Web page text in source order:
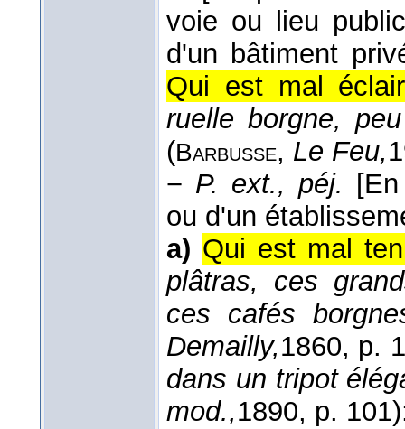
voie ou lieu
d'un bâtiment
Qui est mal
ruelle borgne,
(Barbusse, Le Feu,
− P. ext., péj.
ou d'un
a) Qui est mal
plâtras, ces
ces cafés
Demailly,1860, p.
dans un tripot
mod.,1890, p.